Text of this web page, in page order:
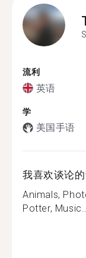
流利
英语
学
美国手语
我喜欢谈论
Animals,
Potter,